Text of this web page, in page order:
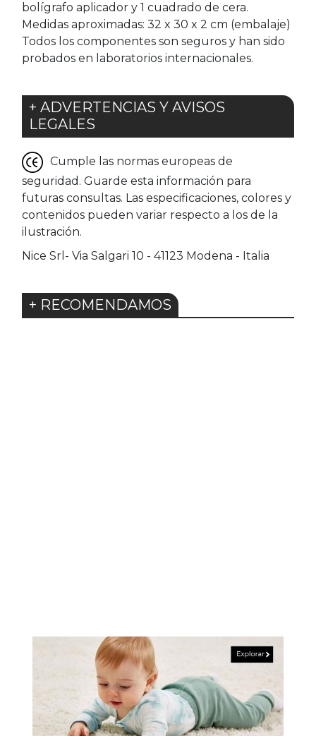
bolígrafo aplicador y 1 cuadrado de cera.
Medidas aproximadas: 32 x 30 x 2 cm (embalaje)
Todos los componentes son seguros y han sido
probados en laboratorios internacionales.
+ ADVERTENCIAS Y AVISOS
LEGALES
Cumple las normas europeas de
seguridad. Guarde esta información para
futuras consultas. Las especificaciones, colores y
contenidos pueden variar respecto a los de la
ilustración.
Nice Srl- Via Salgari 10 - 41123 Modena - Italia
+ RECOMENDAMOS